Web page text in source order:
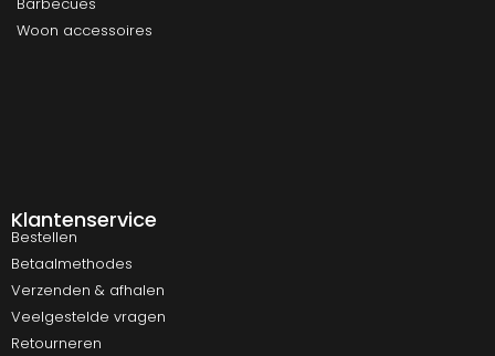
Woon accessoires
Klantenservice
Bestellen
Betaalmethodes
Verzenden & afhalen
Veelgestelde vragen
Retourneren